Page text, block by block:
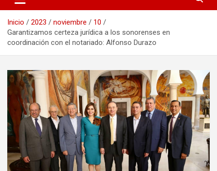
Inicio 2023 noviembre
10
Garantizamos certeza jurídica a los sonorenses en
coordinación con el notariado: Alfonso Durazo